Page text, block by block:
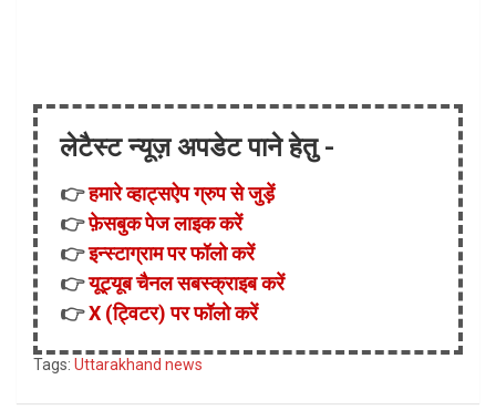
लेटैस्ट न्यूज़ अपडेट पाने हेतु -
👉हमारे व्हाट्सऐप ग्रुप से जुड़ें
👉फ़ेसबुक पेज लाइक करें
👉इन्स्टाग्राम पर फॉलो करें
👉यूट्यूब चैनल सबस्क्राइब करें
👉X (ट्विटर) पर फॉलो करें
Tags: Uttarakhand news